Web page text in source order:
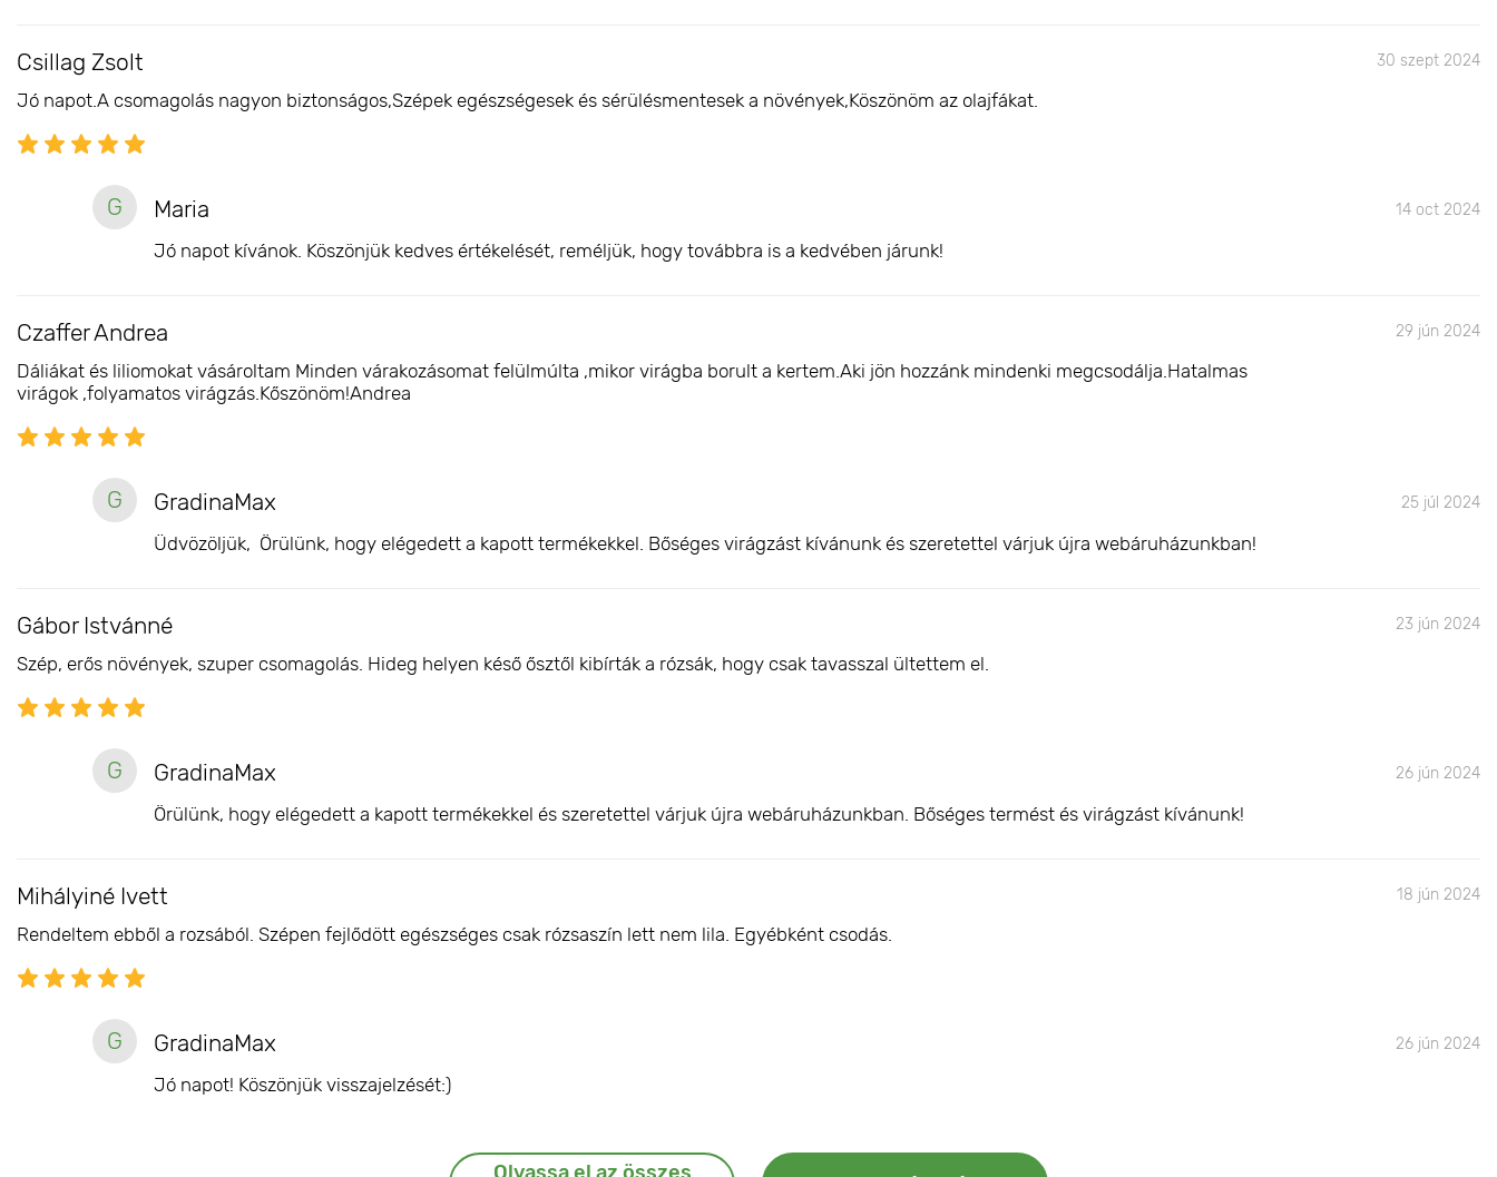
Csillag Zsolt 30 szept 2024
Jó napot.A csomagolás nagyon biztonságos,Szépek egészségesek és sérülésmentesek a növények,Köszönöm az olajfákat.
G Maria 14 oct 2024
Jó napot kívánok. Köszönjük kedves értékelését, reméljük, hogy továbbra is a kedvében járunk!
Czaffer Andrea 29 jún 2024
Dáliákat és liliomokat vásároltam Minden várakozásomat felülmúlta ,mikor virágba borult a kertem.Aki jön hozzánk mindenki megcsodálja.Hatalmas
virágok ,folyamatos virágzás.Kőszönöm!Andrea
G GradinaMax 25 júl 2024
Üdvözöljük, Örülünk, hogy elégedett a kapott termékekkel. Bőséges virágzást kívánunk és szeretettel várjuk újra webáruházunkban!
Gábor Istvánné 23 jún 2024
Szép, erős növények, szuper csomagolás. Hideg helyen késő ősztől kibírták a rózsák, hogy csak tavasszal ültettem el.
G GradinaMax 26 jún 2024
Örülünk, hogy elégedett a kapott termékekkel és szeretettel várjuk újra webáruházunkban. Bőséges termést és virágzást kívánunk!
Mihályiné Ivett 18 jún 2024
Rendeltem ebből a rozsából. Szépen fejlődött egészséges csak rózsaszín lett nem lila. Egyébként csodás.
G GradinaMax 26 jún 2024
Jó napot! Köszönjük visszajelzését:)